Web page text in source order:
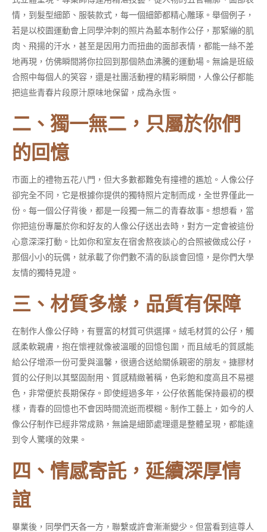
情，到髮型細節、服裝款式，每一個細節都精心雕琢。舉個例子，
若是以校園運動會上同學沖刺的照片為藍本制作公仔，那緊繃的肌
肉、飛揚的汗水，甚至是因用力而扭曲的面部表情，都能一絲不差
地再現，仿佛瞬間將你拉回到那個熱血沸騰的運動場。無論是班級
合照中每個人的笑容，還是社團活動裡的精彩瞬間，人像公仔都能
把這些青春片段原汁原味地保留，成為永恆。
二、獨一無二，只屬於你們
的回憶
市面上的禮物五花八門，但大多數都難免有撞禮的尷尬。人像公仔
卻完全不同，它是根據你提供的獨特照片定制而成，全世界僅此一
份。每一個公仔背後，都是一段獨一無二的青春故事。想想看，當
你把這份專屬於你和好友的人像公仔送出去時，對方一定會被這份
心意深深打動。比如你和室友在宿舍熬夜談心的合照被做成公仔，
那個小小的玩偶，就承載了你們數不清的臥談會回憶，是你們大學
友情的獨特見證。
三、材質多樣，品質有保障
在制作人像公仔時，有豐富的材質可供選擇。絨毛材質的公仔，觸
感柔軟親膚，抱在懷裡就像被溫暖的回憶包圍，而且絨毛的質感能
給公仔增添一份可愛與溫馨，很適合送給關係親密的朋友。搪膠材
質的公仔則以其堅固耐用、質感精緻著稱，色彩飽和度高且不易褪
色，非常便於長期保存。即使經過多年，公仔依舊能保持最初的模
樣，青春的回憶也不會因時間流逝而模糊。制作工藝上，如今的人
像公仔制作已經非常成熟，無論是細節處理還是整體呈現，都能達
到令人驚嘆的效果。
四、情感寄託，延續深厚情
誼
畢業後，同學們天各一方，聯繫或許會漸漸變少。但當看到這尊人